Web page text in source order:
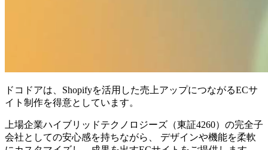
ドコドアは、Shopifyを活用した売上アップにつながるECサ
イト制作を得意としています。
上場企業ハイブリッドテクノロジーズ（東証4260）の完全子
会社としての安心感を持ちながら、 デザインや機能を柔軟